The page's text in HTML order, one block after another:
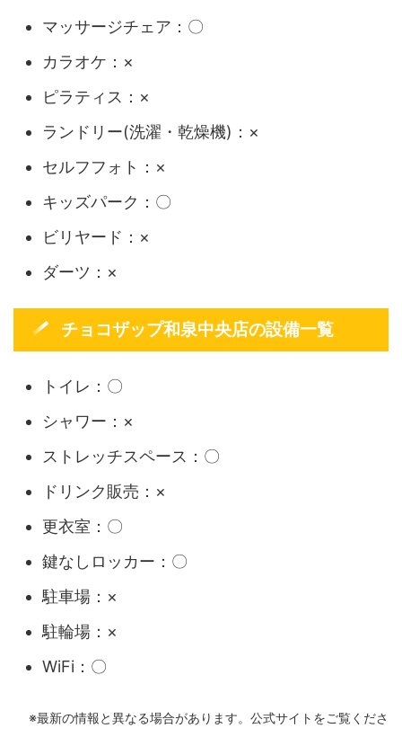
マッサージチェア：〇
カラオケ：×
ピラティス：×
ランドリー(洗濯・乾燥機)：×
セルフフォト：×
キッズパーク：〇
ビリヤード：×
ダーツ：×
チョコザップ和泉中央店の設備一覧
トイレ：〇
シャワー：×
ストレッチスペース：〇
ドリンク販売：×
更衣室：〇
鍵なしロッカー：〇
駐車場：×
駐輪場：×
WiFi：〇
※最新の情報と異なる場合があります。公式サイトをご覧くださ